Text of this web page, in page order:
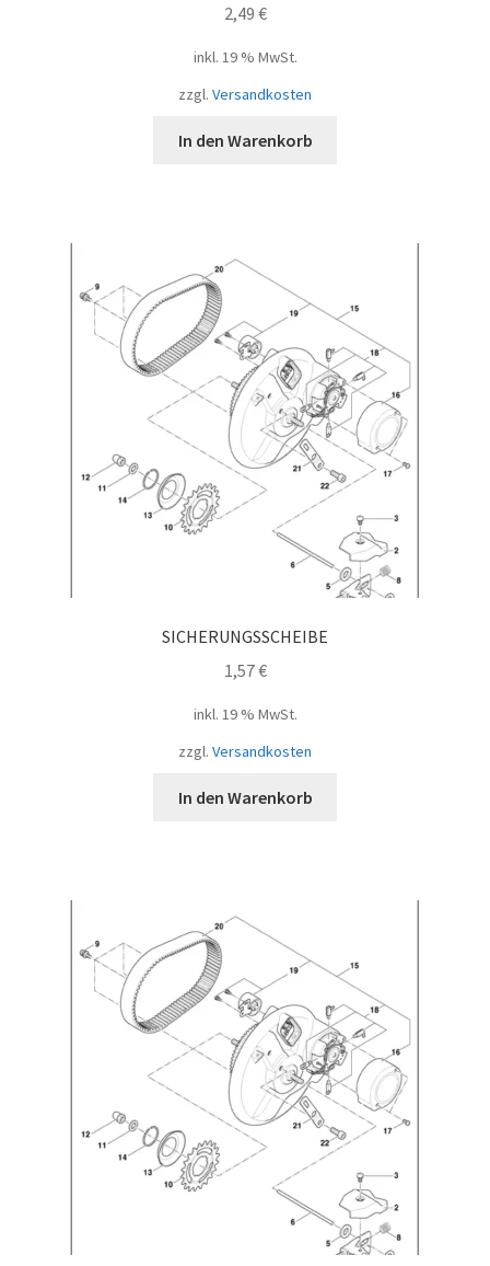
2,49 €
inkl. 19 % MwSt.
zzgl. Versandkosten
In den Warenkorb
SICHERUNGSSCHEIBE
1,57€
inkl. 19 % MwSt.
zzgl. Versandkosten
In den Warenkorb